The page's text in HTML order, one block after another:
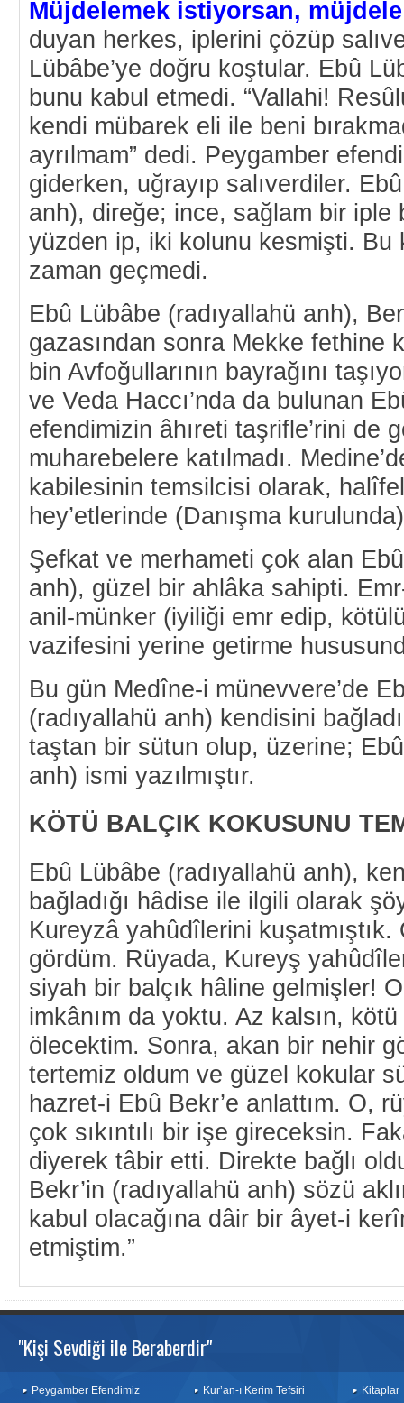
Müjdelemek istiyorsan,
duyan herkes, iplerini çözüp
Lübâbe’ye doğru koştular. Ebû
bunu kabul etmedi. “Vallahi!
kendi mübarek eli ile beni
ayrılmam” dedi. Peygamber
giderken, uğrayıp salıverdiler.
anh), direğe; ince, sağlam bir iple
yüzden ip, iki kolunu kesmişti. Bu
zaman geçmedi.
Ebû Lübâbe (radıyallahü anh),
gazasından sonra Mekke fethine
bin Avfoğullarının bayrağını
ve Veda Haccı’nda da bulunan
efendimizin âhıreti taşrifle’rini de
muharebelere katılmadı.
kabilesinin temsilcisi olarak,
hey’etlerinde (Danışma
Şefkat ve merhameti çok alan
anh), güzel bir ahlâka sahipti.
anil-münker (iyiliği emr edip,
vazifesini yerine getirme
Bu gün Medîne-i münevvere’de
(radıyallahü anh) kendisini
taştan bir sütun olup, üzerine;
anh) ismi yazılmıştır.
KÖTÜ BALÇIK KOKUSUNU
Ebû Lübâbe (radıyallahü anh),
bağladığı hâdise ile ilgili olarak
Kureyzâ yahûdîlerini
gördüm. Rüyada, Kureyş
siyah bir balçık hâline gelmişler!
imkânım da yoktu. Az kalsın,
ölecektim. Sonra, akan bir nehir
tertemiz oldum ve güzel kokular
hazret-i Ebû Bekr’e anlattım. O,
çok sıkıntılı bir işe gireceksin.
diyerek tâbir etti. Direkte bağlı
Bekr’in (radıyallahü anh) sözü
kabul olacağına dâir bir âyet-i
etmiştim.”
"Kişi Sevdiği ile Beraberdir"
Peygamber Efendimiz
Kur’an-ı Kerim Tefsiri
Kitaplar